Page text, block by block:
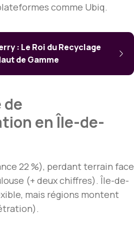
comme Ubiq.
: Le Roi du Recyclage
de Gamme
de
en Île-de-
22 %), perdant terrain face
(+ deux chiffres). Île-de-
mais régions montent